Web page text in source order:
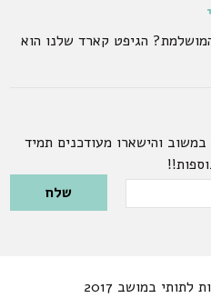
הגיפט קארד שלנו הוא
והישארו מעודכנים תמיד
במושב 2017